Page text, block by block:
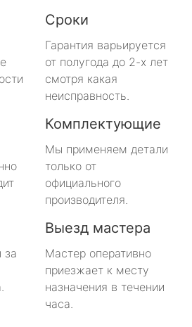
Сроки
Гарантия варьируется
от полугода до 2-х лет
смотря какая
неисправность.
Комплектующие
Мы применяем детали
только от
официального
производителя.
за
Выезд мастера
Мастер оперативно
приезжает к месту
назначения в течении
часа.